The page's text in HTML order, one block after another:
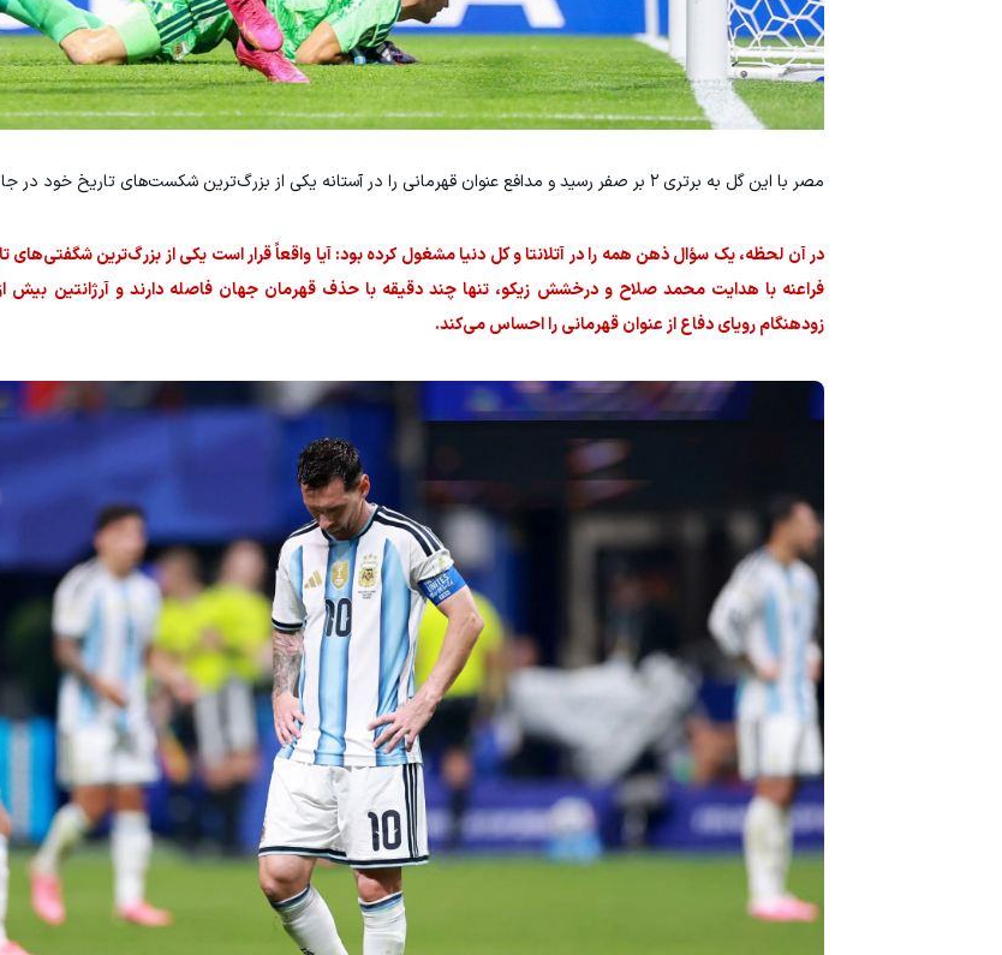
مصر با این گل به برتری ۲ بر صفر رسید و مدافع عنوان قهرمانی را در آستانه یکی از بزرگ‌ترین شکست‌های تاریخ خود در جام جهانی قرار داد.
در آن لحظه، یک سؤال ذهن همه را در آتلانتا و کل دنیا مشغول کرده بود: آیا واقعاً قرار است یکی از بزرگ‌ترین شگفتی‌های
فراعنه با هدایت محمد صلاح و درخشش زیکو، تنها چند دقیقه با حذف قهرمان جهان فاصله دارند و آرژانتین بیش
زودهنگام رویای دفاع از عنوان قهرمانی را احساس می‌کند.